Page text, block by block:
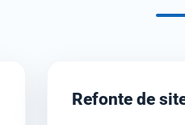
Refonte de